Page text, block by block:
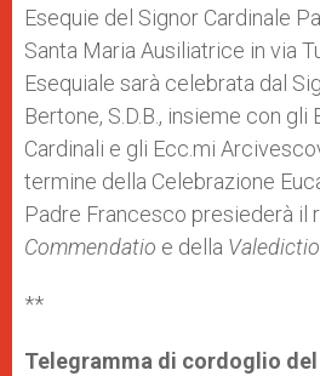
Esequie del Signor Cardinale
Santa Maria Ausiliatrice in via
Esequiale sarà celebrata dal
Bertone, S.D.B., insieme con gli
Cardinali e gli Ecc.mi
termine della Celebrazione
Padre Francesco presiederà il
Commendatio e della Valedictio
**
Telegramma di cordoglio